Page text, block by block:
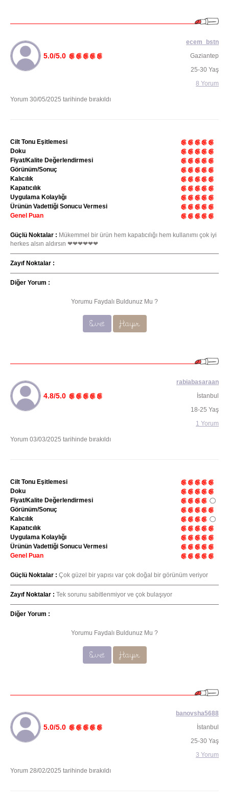
5.0/5.0
Yorum 30/05/2025 tarihinde bırakıldı
ecem_bstn
Gaziantep
25-30 Yaş
8 Yorum
Cilt Tonu Eşitlemesi
Doku
Fiyat/Kalite Değerlendirmesi
Görünüm/Sonuç
Kalıcılık
Kapatıcılık
Uygulama Kolaylığı
Ürünün Vadettiği Sonucu Vermesi
Genel Puan
Güçlü Noktalar : Mükemmel bir ürün hem kapatıcılığı hem kullanımı çok iyi
herkes alsın aldırsın ❤❤❤❤❤❤
Zayıf Noktalar :
Diğer Yorum :
Yorumu Faydalı Buldunuz Mu ?
Evet Hayır
4.8/5.0
Yorum 03/03/2025 tarihinde bırakıldı
rabiabasaraan
İstanbul
18-25 Yaş
1 Yorum
Cilt Tonu Eşitlemesi
Doku
Fiyat/Kalite Değerlendirmesi
Görünüm/Sonuç
Kalıcılık
Kapatıcılık
Uygulama Kolaylığı
Ürünün Vadettiği Sonucu Vermesi
Genel Puan
Güçlü Noktalar : Çok güzel bir yapısı var çok doğal bir görünüm veriyor
Zayıf Noktalar : Tek sorunu sabitlenmiyor ve çok bulaşıyor
Diğer Yorum :
Yorumu Faydalı Buldunuz Mu ?
Evet Hayır
5.0/5.0
Yorum 28/02/2025 tarihinde bırakıldı
banovsha5688
İstanbul
25-30 Yaş
3 Yorum